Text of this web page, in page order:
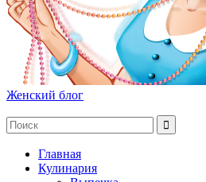
Женский блог
Главная
Кулинария